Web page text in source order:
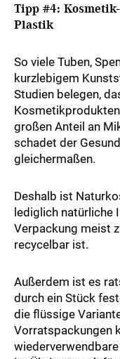
Tipp #4:
Plastik
So viele Tuben,
kurzlebigem
Studien belegen,
großen Anteil an
schadet der
gleichermaßen.
Deshalb ist
lediglich natürliche
Verpackung meist
recycelbar ist.
Außerdem ist es
durch ein Stück
die flüssige
Vorratspackungen